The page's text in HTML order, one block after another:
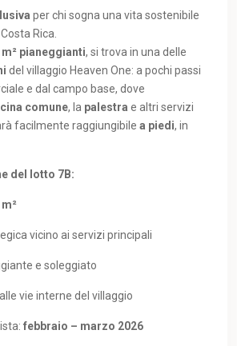
per chi sogna una vita sostenibile
Rica.
m² pianeggianti, si trova in una delle
del villaggio Heaven One: a pochi passi
e dal campo base, dove
comune, la palestra e altri servizi
facilmente raggiungibile a piedi, in
del lotto 7B:
vicino ai servizi principali
e soleggiato
vie interne del villaggio
febbraio – marzo 2026